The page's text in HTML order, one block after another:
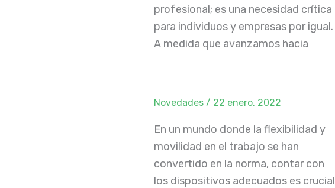
profesional; es una necesidad crítica
para individuos y empresas por igual.
A medida que avanzamos hacia
Novedades / 22 enero, 2022
En un mundo donde la flexibilidad y
movilidad en el trabajo se han
convertido en la norma, contar con
los dispositivos adecuados es crucial